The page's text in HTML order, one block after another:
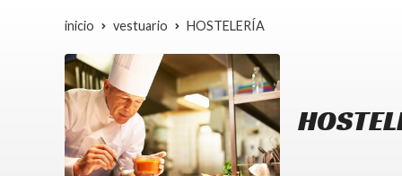
inicio vestuario HOSTELERÍA